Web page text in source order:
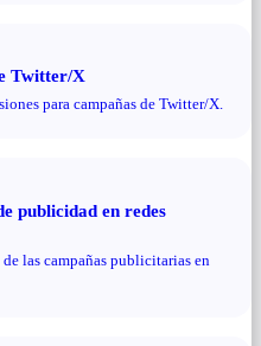
Twitter/X
para campañas de Twitter/X.
publicidad en redes
las campañas publicitarias en